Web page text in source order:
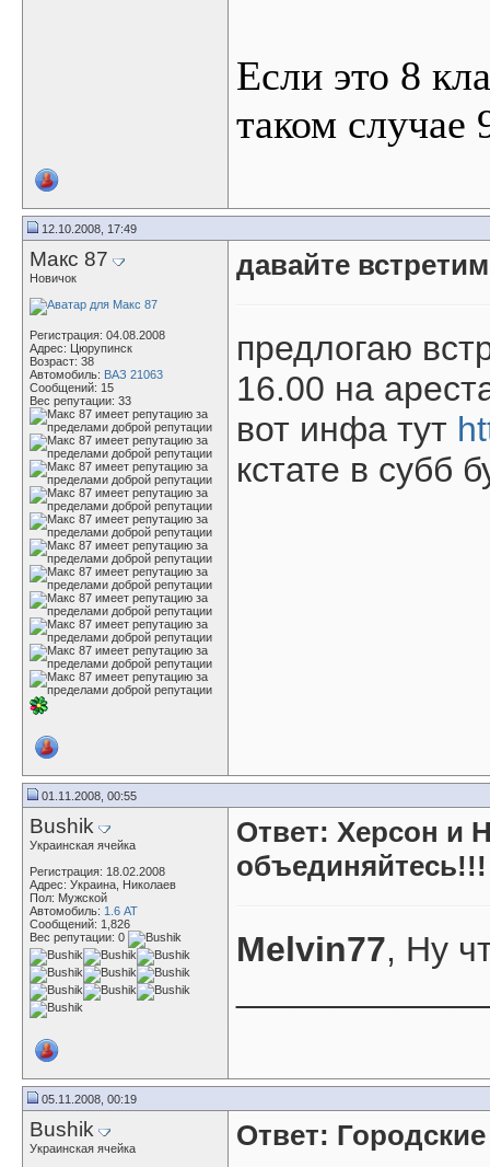
Если это 8
таком случае
12.10.2008, 17:49
Макс 87
Новичок
Регистрация: 04.08.2008
Адрес: Цюрупинск
Возраст: 38
Автомобиль: ВАЗ 21063
Сообщений: 15
Вес репутации: 33
давайте
предлогаю
16.00 на
вот инфа тут
кстате в субб
01.11.2008, 00:55
Bushik
Украинская ячейка
Регистрация: 18.02.2008
Адрес: Украина, Николаев
Пол: Мужской
Автомобиль: 1.6 АТ
Сообщений: 1,826
Вес репутации: 0
Ответ: Херсон и
объединяйтесь!!!
Melvin77, Ну
05.11.2008, 00:19
Bushik
Украинская ячейка
Ответ: